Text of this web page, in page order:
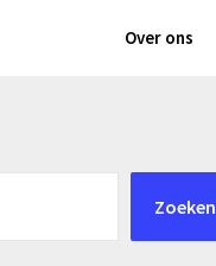
Over ons
Zoeken